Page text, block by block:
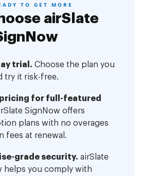
TO GET MORE
airSlate
trial. Choose the plan you
try it risk-free.
pricing for full-featured
SignNow offers
plans with no overages
fees at renewal.
grade security. airSlate
helps you comply with